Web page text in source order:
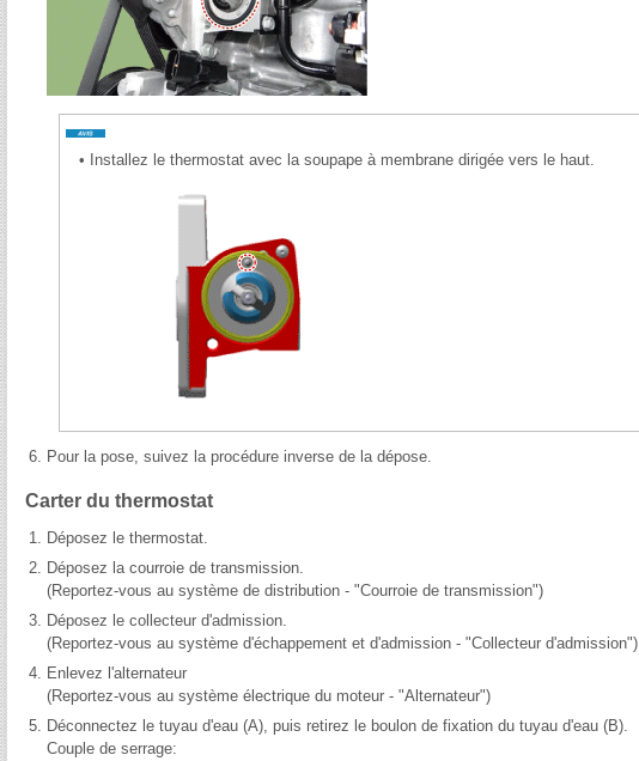
• Installez le thermostat avec la soupape à membrane dirigée vers le haut.
6. Pour la pose, suivez la procédure inverse de la dépose.
Carter du thermostat
1. Déposez le thermostat.
2. Déposez la courroie de transmission.
(Reportez-vous au système de distribution - "Courroie de transmission")
3. Déposez le collecteur d'admission.
(Reportez-vous au système d'échappement et d'admission - "Collecteur d'admission")
4. Enlevez l'alternateur
(Reportez-vous au système électrique du moteur - "Alternateur")
5. Déconnectez le tuyau d'eau (A), puis retirez le boulon de fixation du tuyau d'eau (B).
Couple de serrage: